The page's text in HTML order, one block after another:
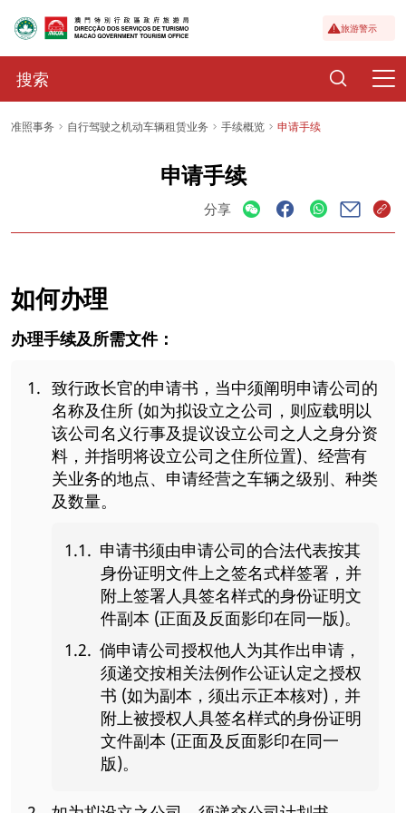
旅游警示
准照事务 自行驾驶之机动车辆租赁业务 手续概览 申请手续
申请手续
分享
如何办理
办理手续及所需文件：
致行政长官的申请书，当中须阐明申请公司的
名称及住所 (如为拟设立之公司，则应载明以
该公司名义行事及提议设立公司之人之身分资
料，并指明将设立公司之住所位置)、经营有
关业务的地点、申请经营之车辆之级别、种类
及数量。
申请书须由申请公司的合法代表按其
身份证明文件上之签名式样签署，并
附上签署人具签名样式的身份证明文
件副本 (正面及反面影印在同一版)。
倘申请公司授权他人为其作出申请，
须递交按相关法例作公证认定之授权
书 (如为副本，须出示正本核对)，并
附上被授权人具签名样式的身份证明
文件副本 (正面及反面影印在同一
版)。